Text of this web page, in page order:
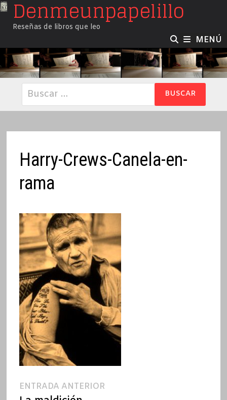
SaltarDenmeunpapelillo
Reseñas de libros que leo
MENÚ
Buscar:
Harry-Crews-Canela-en-
rama
Navegación
ENTRADA ANTERIOREntrada